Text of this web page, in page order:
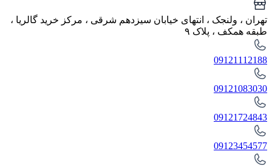
تهران ، ولنجک‌ ، انتهای خیابان سیزدهم شرقی ، مرکز خرید گالریا ،
طبقه همکف ، پلاک ۹
09121112188
09121083030
09121724843
09123454577